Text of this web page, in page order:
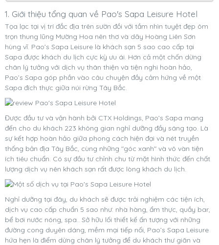
1. Giới thiệu tổng quan về Pao's Sapa Leisure Hotel
Tọa lạc tại vị trí đắc địa trên sườn đồi với tầm nhìn tuyệt đẹp ôm
trọn thung lũng Mường Hoa nên thơ và dãy Hoàng Liên Sơn
hùng vĩ. Pao’s Sapa Leisure là khách sạn 5 sao cao cấp tại
Sapa được khách du lịch cực kỳ ưu ái. Hơn cả một chốn dừng
chân lý tưởng với dịch vụ thân thiện và tiện nghi hoàn hảo,
Pao’s Sapa góp phần vào câu chuyện đầy cảm hứng về một
Sapa đích thực giữa núi rừng Tây Bắc.
Được đầu tư và vận hành bởi CTX Holdings, Pao’s Sapa mang
đến cho du khách 223 không gian nghỉ dưỡng đầy sáng tạo. Là
sự kết hợp hoàn hảo giữa phong cách hiện đại và nét truyền
thống bản địa Tây Bắc, cùng những "góc xanh" và vô vàn tiện
ích tiêu chuẩn. Có sự đầu tư chỉnh chu từ mặt hình thức đến chất
lượng dịch vụ nên khách sạn rất được lòng khách du lịch.
Nghỉ dưỡng tại đây, du khách sẽ được trải nghiệm các tiện ích,
dịch vụ cao cấp chuẩn 5 sao như: nhà hàng, ẩm thực, quầy bar,
bể bơi nước nóng, spa.. Sở hữu lối thiết kế ấn tượng với những
đường cong duyên dáng, mềm mại tiếp nối, Pao’s Sapa Leisure
hứa hẹn là điểm dừng chân lý tưởng để du khách thư giãn và